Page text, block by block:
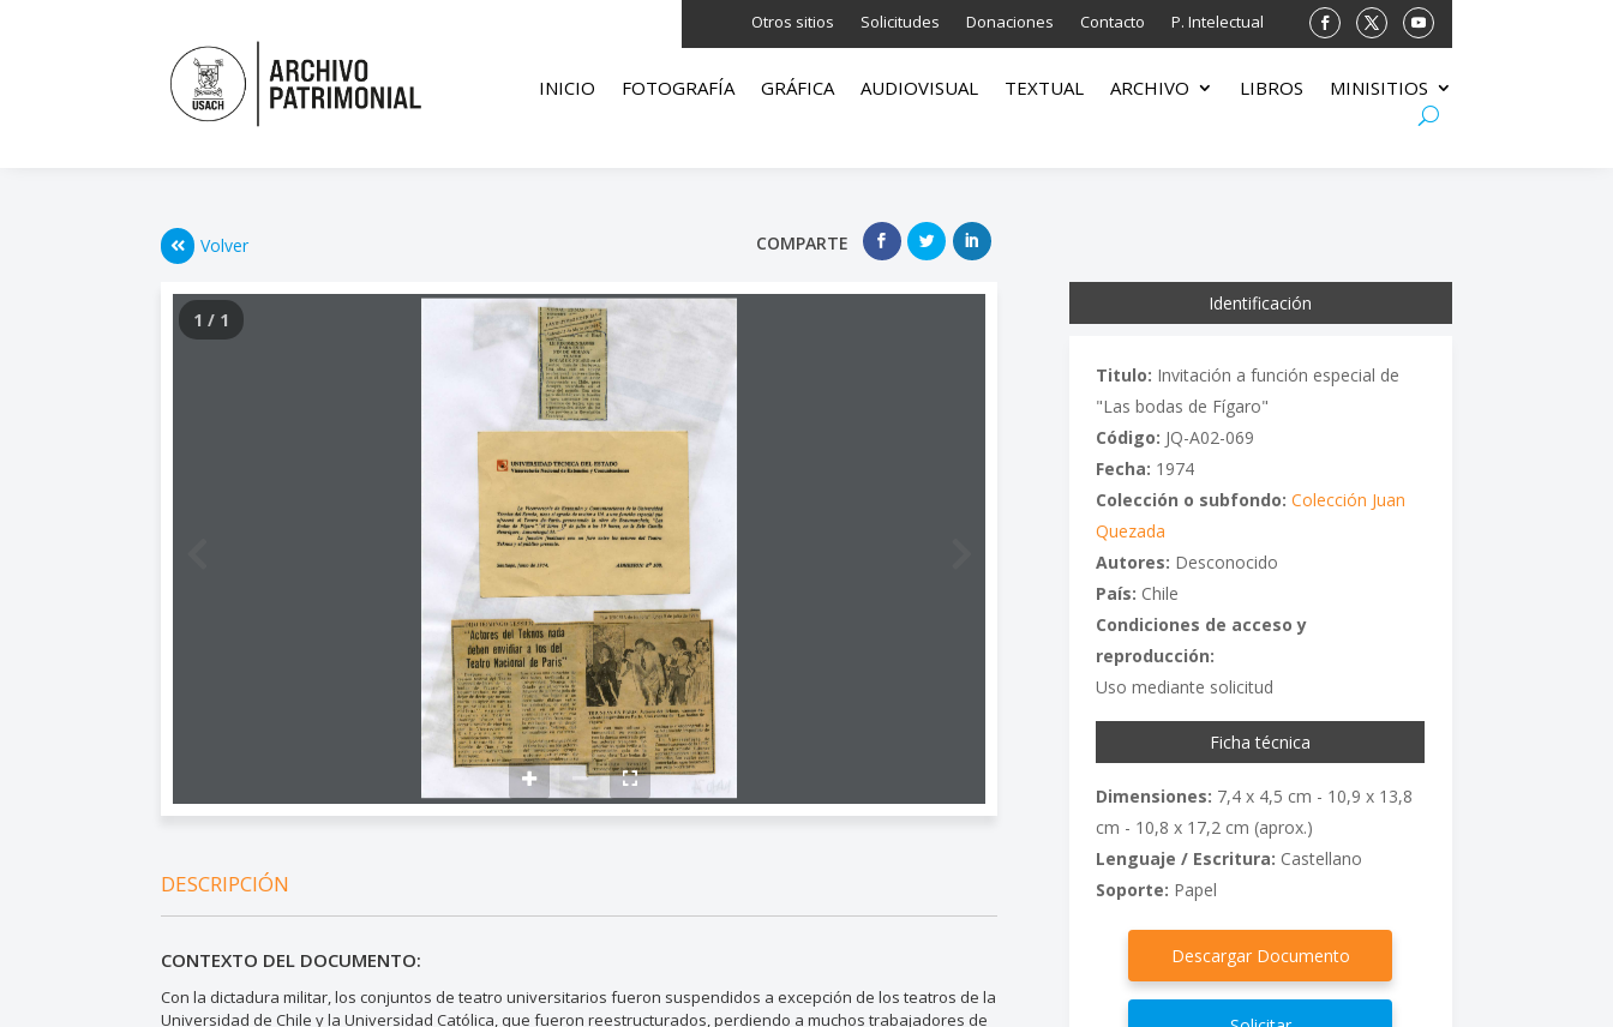
Otros sitios Solicitudes Donaciones Contacto P. Intelectual
INICIO FOTOGRAFÍA GRÁFICA AUDIOVISUAL TEXTUAL ARCHIVO LIBROS MINISITIOS
Volver COMPARTE
1 / 1
DESCRIPCIÓN
CONTEXTO DEL DOCUMENTO:
Con la dictadura militar, los conjuntos de teatro universitarios fueron suspendidos a excepción de los teatros de la
Universidad de Chile y la Universidad Católica, que fueron reestructurados, perdiendo a muchos trabajadores de
Identificación
Titulo: Invitación a función especial de
"Las bodas de Fígaro"
Código: JQ-A02-069
Fecha: 1974
Colección o subfondo: Colección Juan
Quezada
Autores: Desconocido
País: Chile
Condiciones de acceso y
reproducción:
Uso mediante solicitud
Ficha técnica
Dimensiones: 7,4 x 4,5 cm - 10,9 x 13,8
cm - 10,8 x 17,2 cm (aprox.)
Lenguaje / Escritura: Castellano
Soporte: Papel
Descargar Documento